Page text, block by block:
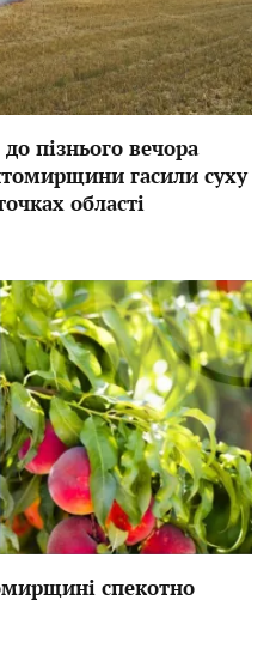
пізнього вечора
гасили суху
області
спекотно